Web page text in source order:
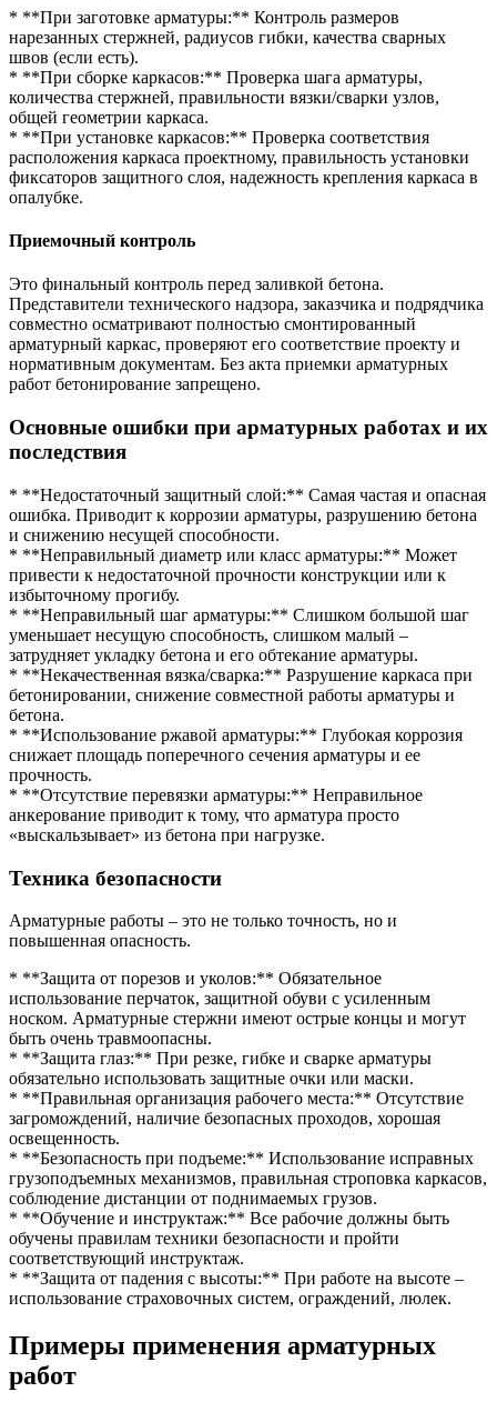
* **При заготовке арматуры:** Контроль размеров
нарезанных стержней, радиусов гибки, качества сварных
швов (если есть).
* **При сборке каркасов:** Проверка шага арматуры,
количества стержней, правильности вязки/сварки узлов,
общей геометрии каркаса.
* **При установке каркасов:** Проверка соответствия
расположения каркаса проектному, правильность установки
фиксаторов защитного слоя, надежность крепления каркаса в
опалубке.
Приемочный контроль
Это финальный контроль перед заливкой бетона.
Представители технического надзора, заказчика и подрядчика
совместно осматривают полностью смонтированный
арматурный каркас, проверяют его соответствие проекту и
нормативным документам. Без акта приемки арматурных
работ бетонирование запрещено.
Основные ошибки при арматурных работах и их
последствия
* **Недостаточный защитный слой:** Самая частая и опасная
ошибка. Приводит к коррозии арматуры, разрушению бетона
и снижению несущей способности.
* **Неправильный диаметр или класс арматуры:** Может
привести к недостаточной прочности конструкции или к
избыточному прогибу.
* **Неправильный шаг арматуры:** Слишком большой шаг
уменьшает несущую способность, слишком малый –
затрудняет укладку бетона и его обтекание арматуры.
* **Некачественная вязка/сварка:** Разрушение каркаса при
бетонировании, снижение совместной работы арматуры и
бетона.
* **Использование ржавой арматуры:** Глубокая коррозия
снижает площадь поперечного сечения арматуры и ее
прочность.
* **Отсутствие перевязки арматуры:** Неправильное
анкерование приводит к тому, что арматура просто
«выскальзывает» из бетона при нагрузке.
Техника безопасности
Арматурные работы – это не только точность, но и
повышенная опасность.
* **Защита от порезов и уколов:** Обязательное
использование перчаток, защитной обуви с усиленным
носком. Арматурные стержни имеют острые концы и могут
быть очень травмоопасны.
* **Защита глаз:** При резке, гибке и сварке арматуры
обязательно использовать защитные очки или маски.
* **Правильная организация рабочего места:** Отсутствие
загромождений, наличие безопасных проходов, хорошая
освещенность.
* **Безопасность при подъеме:** Использование исправных
грузоподъемных механизмов, правильная строповка каркасов,
соблюдение дистанции от поднимаемых грузов.
* **Обучение и инструктаж:** Все рабочие должны быть
обучены правилам техники безопасности и пройти
соответствующий инструктаж.
* **Защита от падения с высоты:** При работе на высоте –
использование страховочных систем, ограждений, люлек.
Примеры применения арматурных
работ